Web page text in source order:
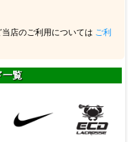
店のご利用については ご利
一覧